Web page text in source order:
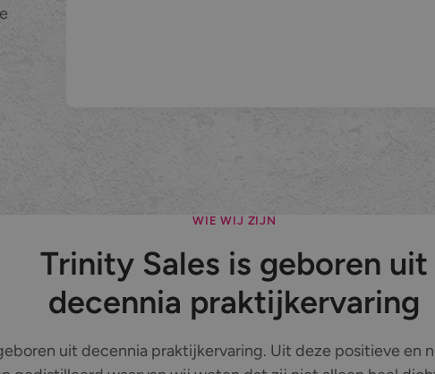
WIE WIJ ZIJN
Trinity Sales is geboren uit
decennia praktijkervaring
uit decennia praktijkervaring. Uit deze positieve en